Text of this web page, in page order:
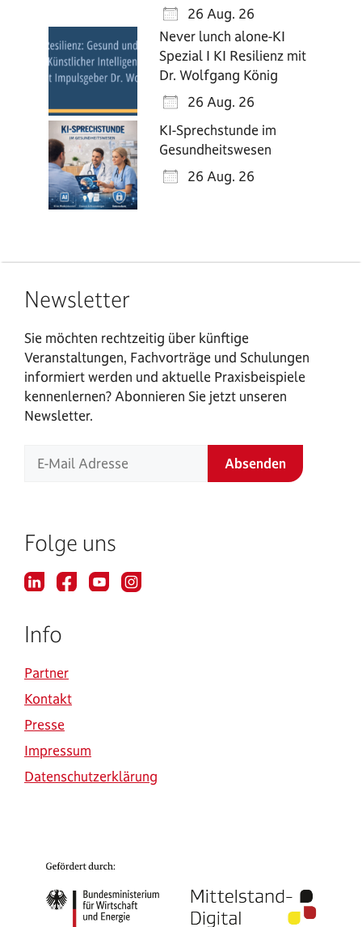
26 Aug. 26
Never lunch alone-KI
Spezial I KI Resilienz mit
Dr. Wolfgang König
26 Aug. 26
KI-Sprechstunde im
Gesundheitswesen
26 Aug. 26
Newsletter
Sie möchten rechtzeitig über künftige
Veranstaltungen, Fachvorträge und Schulungen
informiert werden und aktuelle Praxisbeispiele
kennenlernen? Abonnieren Sie jetzt unseren
Newsletter.
Folge uns
Info
Partner
Kontakt
Presse
Impressum
Datenschutzerklärung